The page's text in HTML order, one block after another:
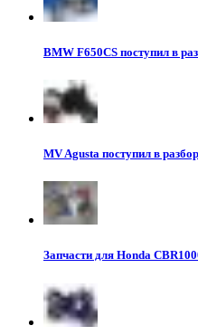
BMW F650CS поступил в
MV Agusta поступил в разбор
Запчасти для Honda